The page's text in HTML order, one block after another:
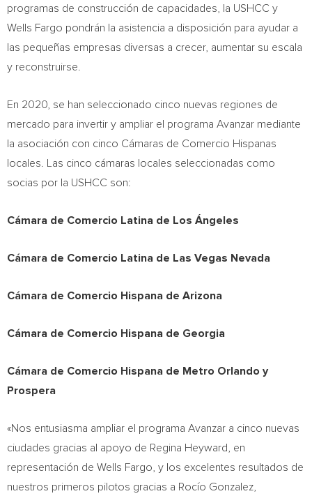
programas de construcción de capacidades, la USHCC y
Wells Fargo pondrán la asistencia a disposición para ayudar a
las pequeñas empresas diversas a crecer, aumentar su escala
y reconstruirse.
En 2020, se han seleccionado cinco nuevas regiones de
mercado para invertir y ampliar el programa Avanzar mediante
la asociación con cinco Cámaras de Comercio Hispanas
locales. Las cinco cámaras locales seleccionadas como
socias por la USHCC son:
Cámara de Comercio Latina de Los Ángeles
Cámara de Comercio Latina de Las Vegas Nevada
Cámara de Comercio Hispana de Arizona
Cámara de Comercio Hispana de Georgia
Cámara de Comercio Hispana de Metro Orlando y
Prospera
«Nos entusiasma ampliar el programa Avanzar a cinco nuevas
ciudades gracias al apoyo de Regina Heyward
, en
representación de Wells Fargo, y los excelentes resultados de
nuestros primeros pilotos gracias a Rocío Gonzalez,